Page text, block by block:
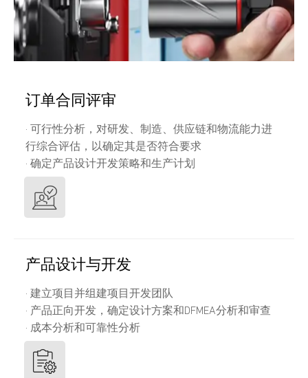
订单合同评审
· 可行性分析，对研发、制造、供应链和物流能力进
行综合评估，以确定其是否符合要求
· 确定产品设计开发策略和生产计划
产品设计与开发
· 建立项目并组建项目开发团队
· 产品正向开发，确定设计方案和DFMEA分析和审查
· 成本分析和可靠性分析